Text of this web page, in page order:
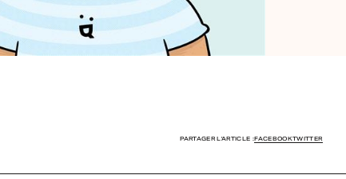
PARTAGER L'ARTICLE :FACEBOOKTWITTER